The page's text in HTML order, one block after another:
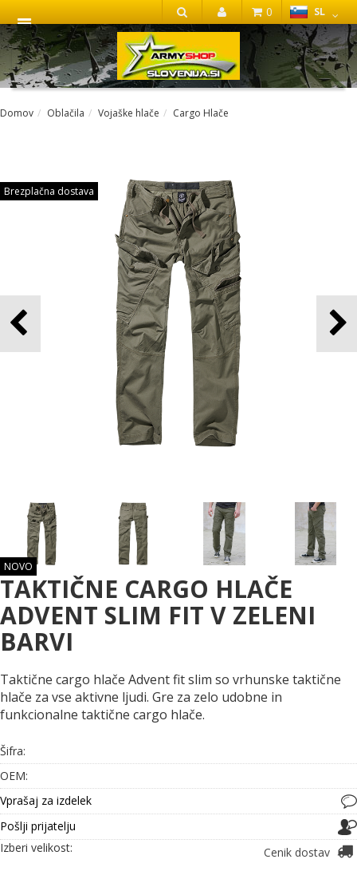
IŠČI
SL
0
Domov Oblačila Vojaške hlače Cargo Hlače
Brezplačna dostava
NOVO
TAKTIČNE CARGO HLAČE
ADVENT SLIM FIT V ZELENI
BARVI
Taktične cargo hlače Advent fit slim so vrhunske taktične
hlače za vse aktivne ljudi. Gre za zelo udobne in
funkcionalne taktične cargo hlače.
Šifra:
OEM:
Vprašaj za izdelek
Pošlji prijatelju
Cenik dostav
Izberi velikost: